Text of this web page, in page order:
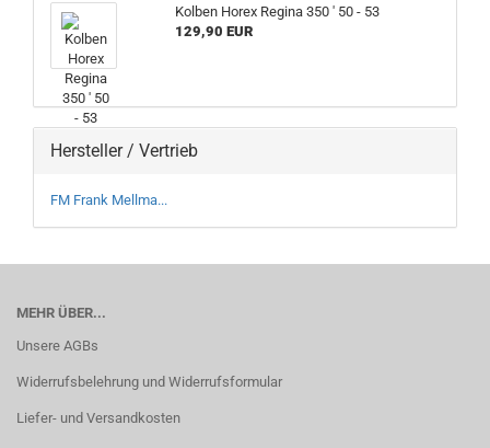
Kolben Horex Regina 350 ' 50 - 53
129,90 EUR
Hersteller / Vertrieb
FM Frank Mellma...
MEHR ÜBER...
Unsere AGBs
Widerrufsbelehrung und Widerrufsformular
Liefer- und Versandkosten